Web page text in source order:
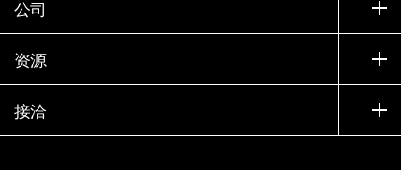
寻找合作伙伴
试用产品
贵宾体验中心
产品 A-Z
训练
文档中心
知识库
社区
公司
公司
合作伙伴
招聘
资源
新闻中心
活动
接洽